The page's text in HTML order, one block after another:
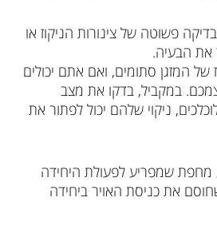
פשוטה של צינורות הניקוז או
את הבעיה.
של המזגן סתומים, ואם אתם יכולים
במקביל, בדקו את מצב
ניקוי שלהם יכול לפתור את
מחפת שמפריע לפעולת היחידה
את כניסת האויר ביחידה